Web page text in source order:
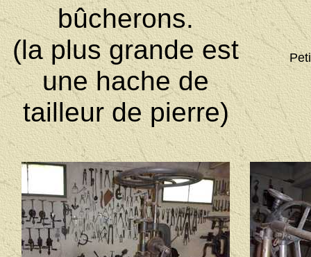
bûcherons.
(la plus grande est
une hache de
tailleur de pierre)